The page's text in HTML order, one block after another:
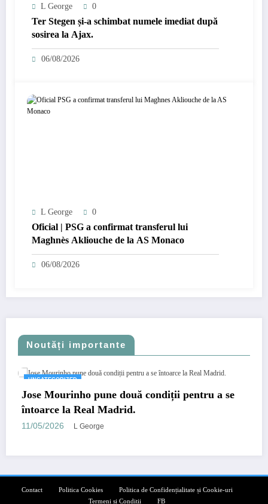
L George 0
Ter Stegen și-a schimbat numele imediat după
sosirea la Ajax.
06/08/2026
L George 0
Oficial | PSG a confirmat transferul lui
Maghnès Akliouche de la AS Monaco
06/08/2026
Noutăți importante
UNCATEGORIZED
Jose Mourinho pune două condiții pentru a se
întoarce la Real Madrid.
11/05/2026 L George
Contact Politica Cookies
Politica de Confidențialitate și Cookie-uri
Termeni și Condiții
FB